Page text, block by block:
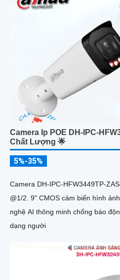
Camera Ip POE DH-IPC-
Chất Lượng 🌟
5%-35%
Camera DH-IPC-HFW3449TP-
@1/2. 9" CMOS cảm biến hình
nghệ AI thông minh chống báo
dạng người